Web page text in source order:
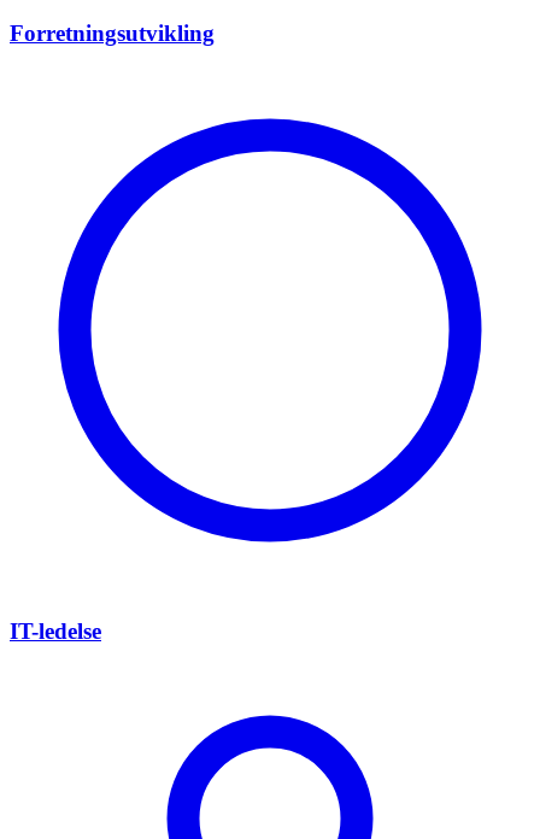
Forretningsutvikling
IT-ledelse